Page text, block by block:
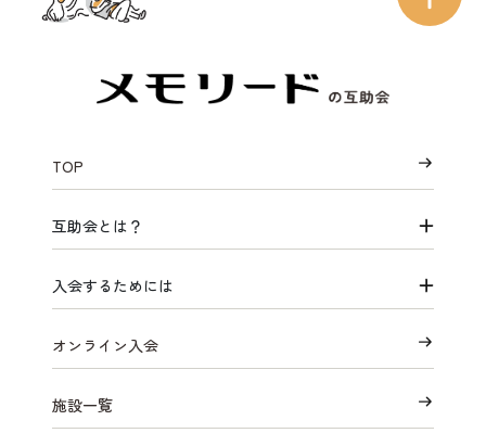
TOP
互助会とは？
入会するためには
オンライン入会
施設一覧